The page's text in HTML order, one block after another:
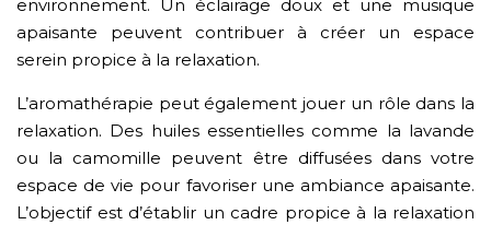
environnement. Un éclairage doux et une musique
apaisante peuvent contribuer à créer un espace
serein propice à la relaxation.
L’aromathérapie peut également jouer un rôle dans la
relaxation. Des huiles essentielles comme la lavande
ou la camomille peuvent être diffusées dans votre
espace de vie pour favoriser une ambiance apaisante.
L’objectif est d’établir un cadre propice à la relaxation